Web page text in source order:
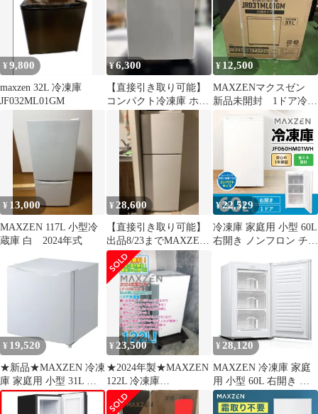
¥9,800
maxzen 32L 冷凍庫
JF032ML01GM
¥6,300
【直接引き取り可能】
コンパクト冷凍庫 ホワ
イト 本体 MAXZEN
冷凍庫 白
¥ 12,500
MAXZENマクスゼン
新品未開封 1ドア冷凍
¥ 13,000
MAXZEN 117L 小型冷
蔵庫 白 2024年式
¥28,600
【直接引き取り可能】
出品8/23までMAXZEN
2ドア冷蔵庫 冷凍庫
ホワイト
¥22,529
冷凍庫 家庭用 小型 60L
右開き ノンフロン チェ
クト フリーザー 冷凍
キッチン家電 ホワイト
MAXZEN マクスゼン
JF060HM01WH
¥ 19,520
★新品★MAXZEN 冷凍
庫 家庭用 小型 31L コ
ンパクト ノンフロン チ
ェストフリーザー 右開
¥ 23,500
★2024年製★MAXZEN
122L 冷凍庫
【JF120ML01WH】
GNJ0
¥ 28,120
MAXZEN 冷凍庫 家庭
用 小型 60L 右開き ノ
ンフロン チェストフリ
ーザー 前開き コンパク